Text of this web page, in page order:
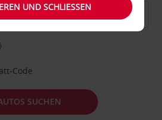
Code
SUCHEN
UND SCHLIESSEN